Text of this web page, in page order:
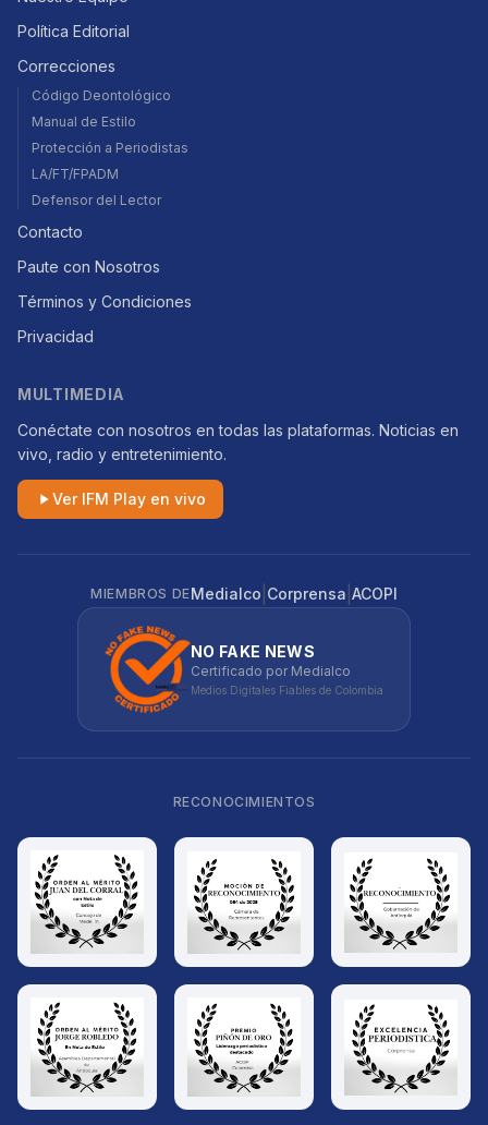
Política Editorial
Correcciones
Código Deontológico
Manual de Estilo
Protección a Periodistas
LA/FT/FPADM
Defensor del Lector
Contacto
Paute con Nosotros
Términos y Condiciones
Privacidad
MULTIMEDIA
Conéctate con nosotros en todas las plataformas. Noticias en
vivo, radio y entretenimiento.
Ver IFM Play en vivo
MIEMBROS DEMedialco Corprensa ACOPI
NO FAKE NEWS
Certificado por Medialco
Medios Digitales Fiables de Colombia
RECONOCIMIENTOS